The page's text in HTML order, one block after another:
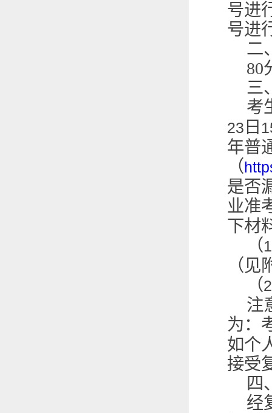
号进
号进
二
80
三
考
23 日
年普
（
是否
业准
下材
（1
（
（2
注
为：
如个
接受
四
经